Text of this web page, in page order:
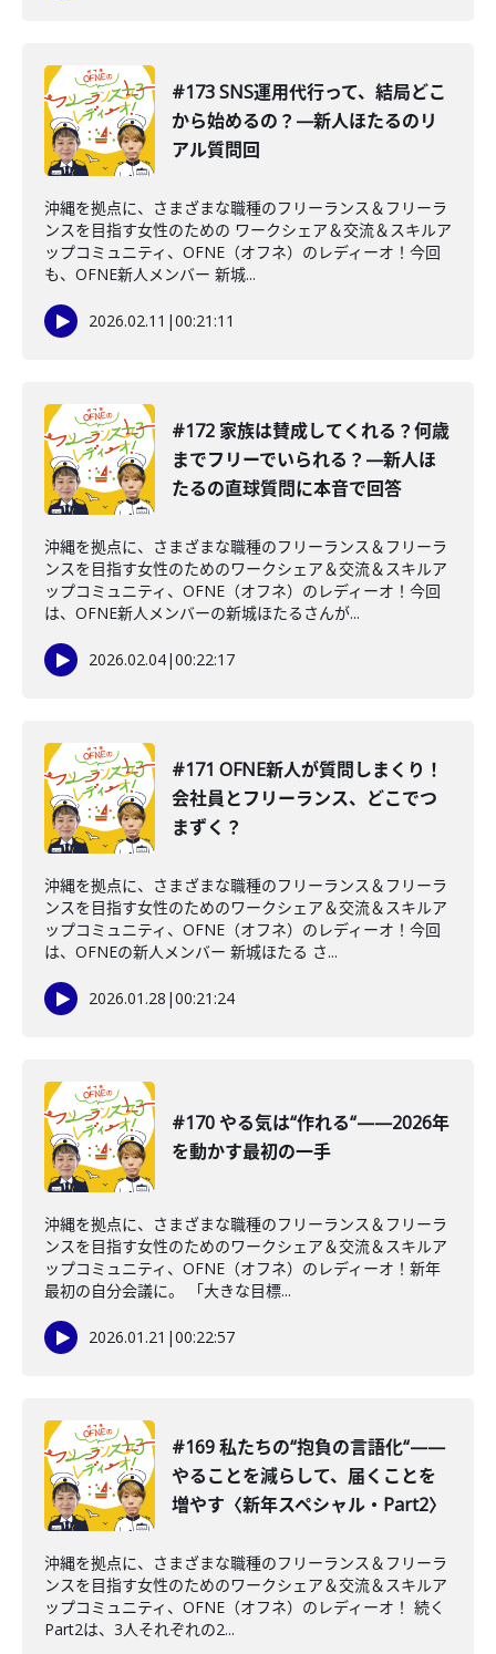
#173 SNS運用代行って、結局どこ
から始めるの？—新人ほたるのリ
アル質問回
沖縄を拠点に、さまざまな職種のフリーランス＆フリーラ
ンスを目指す女性のための ワークシェア＆交流＆スキルア
ップコミュニティ、OFNE（オフネ）のレディーオ！今回
も、OFNE新人メンバー 新城...
2026.02.11 |00:21:11
#172 家族は賛成してくれる？何歳
までフリーでいられる？—新人ほ
たるの直球質問に本音で回答
沖縄を拠点に、さまざまな職種のフリーランス＆フリーラ
ンスを目指す女性のためのワークシェア＆交流＆スキルア
ップコミュニティ、OFNE（オフネ）のレディーオ！今回
は、OFNE新人メンバーの新城ほたるさんが...
2026.02.04|00:22:17
#171 OFNE新人が質問しまくり！
会社員とフリーランス、どこでつ
まずく？
沖縄を拠点に、さまざまな職種のフリーランス＆フリーラ
ンスを目指す女性のためのワークシェア＆交流＆スキルア
ップコミュニティ、OFNE（オフネ）のレディーオ！今回
は、OFNEの新人メンバー 新城ほたる さ...
2026.01.28 |00:21:24
#170 やる気は“作れる“——2026年
を動かす最初の一手
沖縄を拠点に、さまざまな職種のフリーランス＆フリーラ
ンスを目指す女性のためのワークシェア＆交流＆スキルア
ップコミュニティ、OFNE（オフネ）のレディーオ！新年
最初の自分会議に。 「大きな目標...
2026.01.21 |00:22:57
#169 私たちの“抱負の言語化“——
やることを減らして、届くことを
増やす〈新年スペシャル・Part2〉
沖縄を拠点に、さまざまな職種のフリーランス＆フリーラ
ンスを目指す女性のためのワークシェア＆交流＆スキルア
ップコミュニティ、OFNE（オフネ）のレディーオ！ 続く
Part2は、3人それぞれの2...